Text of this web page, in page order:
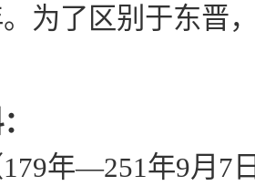
为了区别于东晋
年—251年9月7